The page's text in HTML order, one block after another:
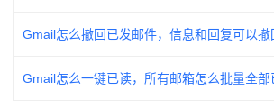
Gmail怎么撤回已发邮件，信息和回复可以撤
Gmail怎么一键已读，所有邮箱怎么批量全部